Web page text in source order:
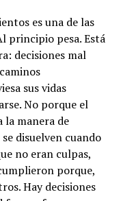
es una de las
principio pesa. Está
decisiones mal
sus vidas
No porque el
la manera de
disuelven cuando
no eran culpas,
porque,
Hay decisiones